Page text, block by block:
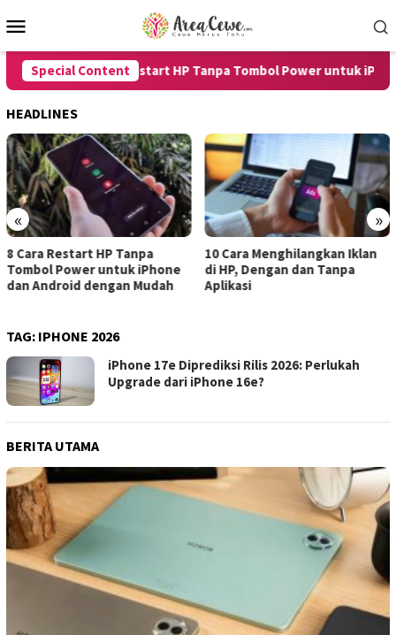
to
Menu
Special Content
8 Cara Restart HP Tanpa Tombol Power untuk iPhone
HEADLINES
« »
8 Cara Restart HP Tanpa
Tombol Power untuk iPhone
dan Android dengan Mudah
10 Cara Menghilangkan Iklan
di HP, Dengan dan Tanpa
Aplikasi
TAG: IPHONE 2026
iPhone 17e Diprediksi Rilis 2026: Perlukah
Upgrade dari iPhone 16e?
BERITA UTAMA